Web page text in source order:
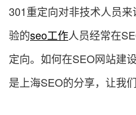
301重定向对非技术人员
验的seo工作人员经常在
定向。如何在SEO网站建
是上海SEO的分享，让我